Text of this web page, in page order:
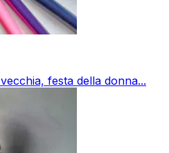
festa della donna...